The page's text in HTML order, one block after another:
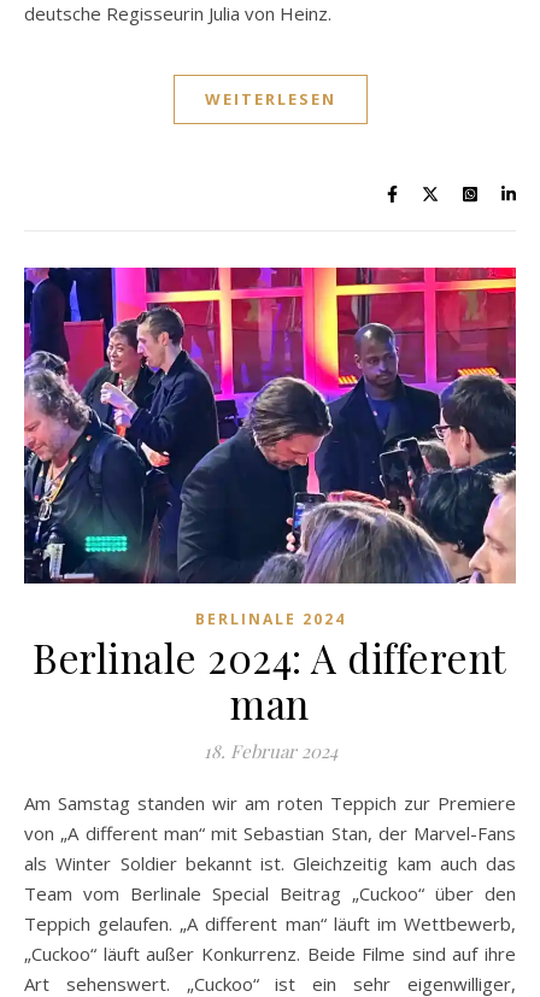
deutsche Regisseurin Julia von Heinz.
WEITERLESEN
BERLINALE 2024
Berlinale 2024: A different
man
18. Februar 2024
Am Samstag standen wir am roten Teppich zur Premiere
von „A different man“ mit Sebastian Stan, der Marvel-Fans
als Winter Soldier bekannt ist. Gleichzeitig kam auch das
Team vom Berlinale Special Beitrag „Cuckoo“ über den
Teppich gelaufen. „A different man“ läuft im Wettbewerb,
„Cuckoo“ läuft außer Konkurrenz. Beide Filme sind auf ihre
Art sehenswert. „Cuckoo“ ist ein sehr eigenwilliger,